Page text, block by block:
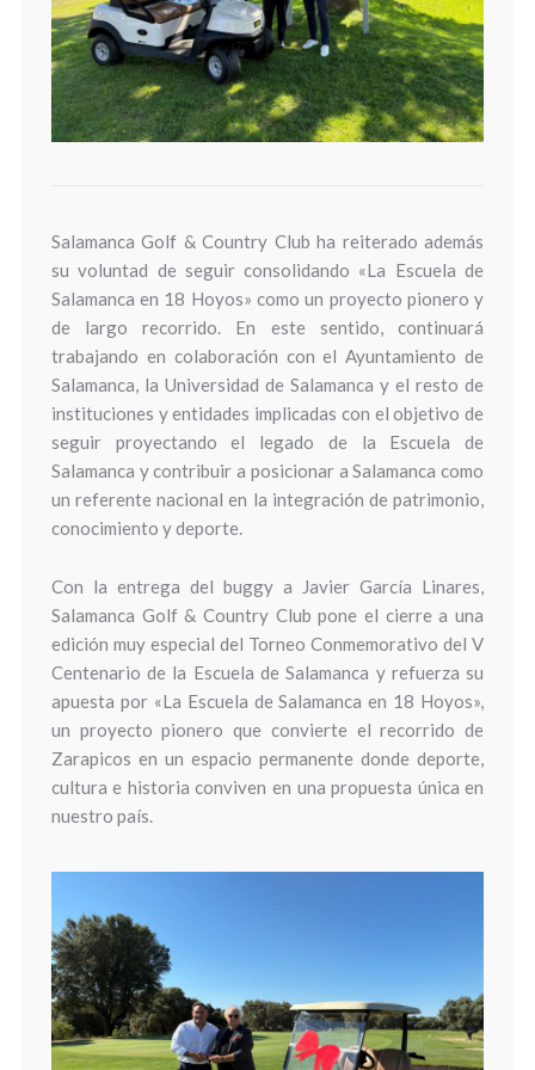
Salamanca Golf & Country Club ha reiterado además
su voluntad de seguir consolidando «La Escuela de
Salamanca en 18 Hoyos» como un proyecto pionero y
de largo recorrido. En este sentido, continuará
trabajando en colaboración con el Ayuntamiento de
Salamanca, la Universidad de Salamanca y el resto de
instituciones y entidades implicadas con el objetivo de
seguir proyectando el legado de la Escuela de
Salamanca y contribuir a posicionar a Salamanca como
un referente nacional en la integración de patrimonio,
conocimiento y deporte.
Con la entrega del buggy a Javier García Linares,
Salamanca Golf & Country Club pone el cierre a una
edición muy especial del Torneo Conmemorativo del V
Centenario de la Escuela de Salamanca y refuerza su
apuesta por «La Escuela de Salamanca en 18 Hoyos»,
un proyecto pionero que convierte el recorrido de
Zarapicos en un espacio permanente donde deporte,
cultura e historia conviven en una propuesta única en
nuestro país.